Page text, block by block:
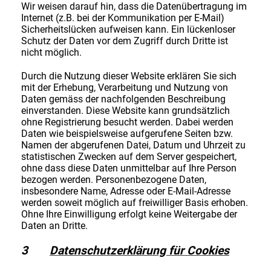
Wir weisen darauf hin, dass die Datenübertragung im
Internet (z.B. bei der Kommunikation per E-Mail)
Sicherheitslücken aufweisen kann. Ein lückenloser
Schutz der Daten vor dem Zugriff durch Dritte ist
nicht möglich.
Durch die Nutzung dieser Website erklären Sie sich
mit der Erhebung, Verarbeitung und Nutzung von
Daten gemäss der nachfolgenden Beschreibung
einverstanden. Diese Website kann grundsätzlich
ohne Registrierung besucht werden. Dabei werden
Daten wie beispielsweise aufgerufene Seiten bzw.
Namen der abgerufenen Datei, Datum und Uhrzeit zu
statistischen Zwecken auf dem Server gespeichert,
ohne dass diese Daten unmittelbar auf Ihre Person
bezogen werden. Personenbezogene Daten,
insbesondere Name, Adresse oder E-Mail-Adresse
werden soweit möglich auf freiwilliger Basis erhoben.
Ohne Ihre Einwilligung erfolgt keine Weitergabe der
Daten an Dritte.
3 Datenschutzerklärung für Cookies